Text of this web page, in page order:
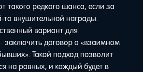
такого редкого шанса, если за
то внушительной награды.
вариант для
договор о «взаимном
Такой подход позволит
на равных, и каждый будет в